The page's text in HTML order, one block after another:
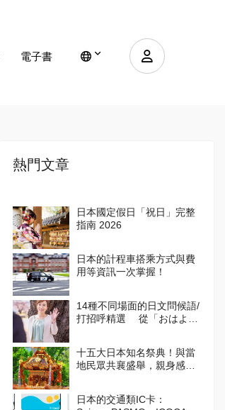
電子書
熱門文章
日本國定假日「祝日」完整
指南 2026
日本的計程車搭乘方式與費
用等資訊一次掌握！
14種不同場面的日文問候語/
打招呼精選 從「おはよう
十五大日本知名祭典！與當
地民眾共襄盛舉，親身感受
日本的交通類IC卡：